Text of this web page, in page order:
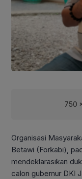
750
Organisasi
Betawi (Forkabi),
mendeklarasikan
calon gubernur DKI